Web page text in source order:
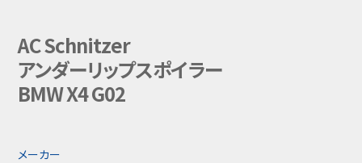
AC Schnitzer
アンダーリップスポイラー
BMW X4 G02
メーカー